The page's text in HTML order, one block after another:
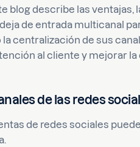
blog describe las
de entrada multicanal
centralización de sus
al cliente y mejorar
de las redes
de redes sociales